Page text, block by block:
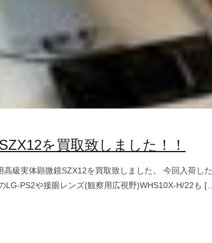
を買取致しました！！
級実体顕微鏡SZX12を買取致しました。 今回入荷し
LG-PS2や接眼レンズ(観察用広視野)WHS10X-H/22も